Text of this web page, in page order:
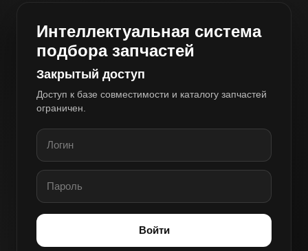
Интеллектуальная система
подбора запчастей
Закрытый доступ
Доступ к базе совместимости и каталогу запчастей
ограничен.
Войти